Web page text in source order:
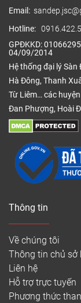
Email:
Hotline:
GPĐKKD:
04/09/2014
Hệ thống đại lý Sàn
Hà Đông, Thanh
Từ Liêm… các
Đan Phượng, Hoài
Thông tin
Về chúng tôi
Thông tin chủ sở
Liên hệ
Hỗ trợ trực tuyến
Phương thức